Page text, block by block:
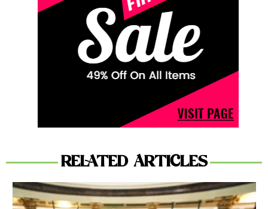
RELATED ARTICLES